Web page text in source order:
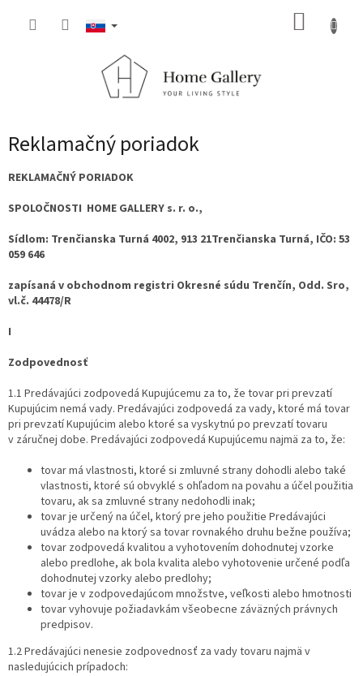
Reklamačný poriadok
REKLAMAČNÝ PORIADOK
SPOLOČNOSTI HOME GALLERY s. r. o.,
Sídlom: Trenčianska Turná 4002, 913 21Trenčianska Turná, IČO: 53
059 646
zapísaná v obchodnom registri Okresné súdu Trenčín, Odd. Sro,
vl.č. 44478/R
I
Zodpovednosť
1.1 Predávajúci zodpovedá Kupujúcemu za to, že tovar pri prevzatí
Kupujúcim nemá vady. Predávajúci zodpovedá za vady, ktoré má tovar
pri prevzatí Kupujúcim alebo ktoré sa vyskytnú po prevzatí tovaru
v záručnej dobe. Predávajúci zodpovedá Kupujúcemu najmä za to, že:
tovar má vlastnosti, ktoré si zmluvné strany dohodli alebo také
vlastnosti, ktoré sú obvyklé s ohľadom na povahu a účel použitia
tovaru, ak sa zmluvné strany nedohodli inak;
tovar je určený na účel, ktorý pre jeho použitie Predávajúci
uvádza alebo na ktorý sa tovar rovnakého druhu bežne používa;
tovar zodpovedá kvalitou a vyhotovením dohodnutej vzorke
alebo predlohe, ak bola kvalita alebo vyhotovenie určené podľa
dohodnutej vzorky alebo predlohy;
tovar je v zodpovedajúcom množstve, veľkosti alebo hmotnosti
tovar vyhovuje požiadavkám všeobecne záväzných právnych
predpisov.
1.2 Predávajúci nenesie zodpovednosť za vady tovaru najmä v
nasledujúcich prípadoch: